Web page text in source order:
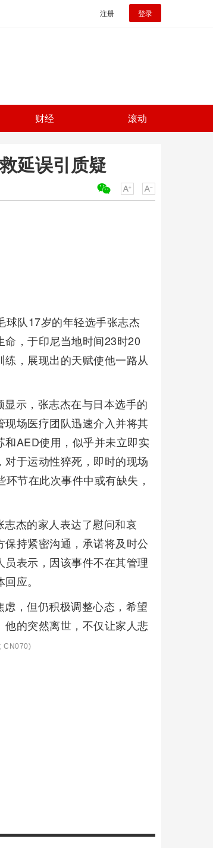
注册 登录
财经 滚动
延误引质疑
球队17岁的年轻选手张志杰
，于印尼当地时间23时20
，展现出的天赋使他一路从
示，张志杰在与日本选手的
场医疗团队迅速介入并将其
AED使用，似乎并未立即实
于运动性猝死，即时的现场
节在此次事件中或有缺失，
杰的家人表达了慰问和哀
持紧密沟通，承诺将及时公
表示，因该事件不在其管理
应。
，但仍积极调整心态，希望
的突然离世，不仅让家人悲
CN070)